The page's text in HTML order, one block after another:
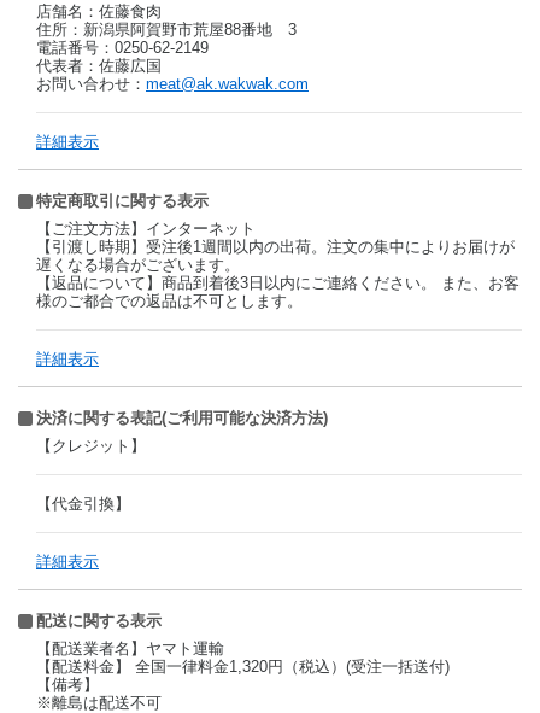
店舗名：佐藤食肉
住所：新潟県阿賀野市荒屋88番地 3
電話番号：0250-62-2149
代表者：佐藤広国
お問い合わせ： meat@ak.wakwak.com
詳細表示
特定商取引に関する表示
【ご注文方法】インターネット
【引渡し時期】受注後1週間以内の出荷。注文の集中によりお届けが
遅くなる場合がございます。
【返品について】商品到着後3日以内にご連絡ください。 また、お客
様のご都合での返品は不可とします。
詳細表示
決済に関する表記(ご利用可能な決済方法)
【クレジット】
【代金引換】
詳細表示
配送に関する表示
【配送業者名】ヤマト運輸
【配送料金】 全国一律料金1,320円（税込）(受注一括送付)
【備考】
※離島は配送不可